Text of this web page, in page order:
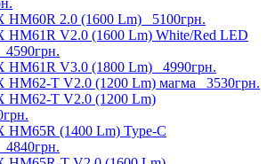
HM60R 2.0 (1600 Lm) 5100грн.
HM61R V2.0 (1600 Lm) White/Red LED
4590грн.
HM61R V3.0 (1800 Lm) 4990грн.
HM62-T V2.0 (1200 Lm) магма 3530грн.
HM62-T V2.0 (1200 Lm)
HM65R (1400 Lm) Type-C
4840грн.